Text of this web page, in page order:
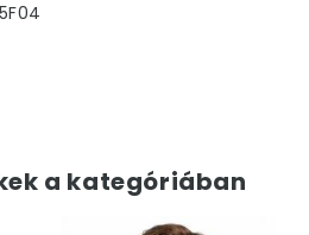
a kategóriában